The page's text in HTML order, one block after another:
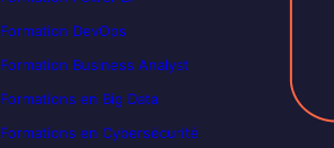
Formation DevOps
Formation Business Analyst
Formations en Big Data
Formations en Cybersécurité